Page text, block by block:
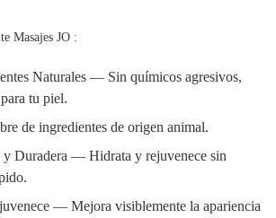
Masajes JO :
Naturales — Sin químicos agresivos,
tu piel.
de ingredientes de origen animal.
y Duradera — Hidrata y rejuvenece sin
— Mejora visiblemente la apariencia